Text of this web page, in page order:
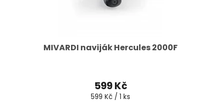
MIVARDI naviják Hercules 2000F
599 Kč
Měrná
599 Kč / 1 ks